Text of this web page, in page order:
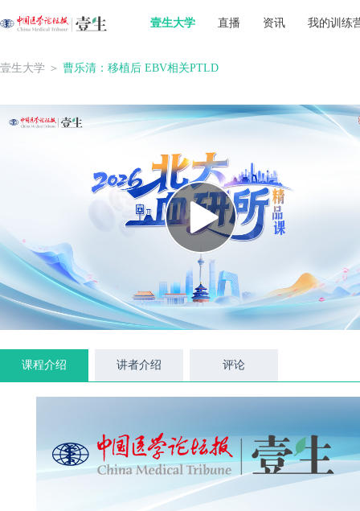
壹生大学 直播 资讯 我的训练
壹生大学 ＞ 曹乐清：移植后 EBV相关PTLD
课程介绍 讲者介绍 评论